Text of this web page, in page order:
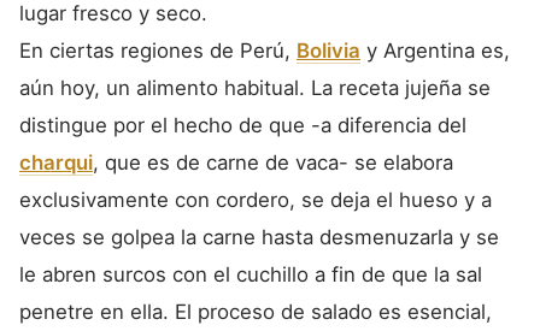
lugar fresco y seco.
En ciertas regiones de Perú, Bolivia y Argentina es,
aún hoy, un alimento habitual. La receta jujeña se
distingue por el hecho de que -a diferencia del
charqui, que es de carne de vaca- se elabora
exclusivamente con cordero, se deja el hueso y a
veces se golpea la carne hasta desmenuzarla y se
le abren surcos con el cuchillo a fin de que la sal
penetre en ella. El proceso de salado es esencial,